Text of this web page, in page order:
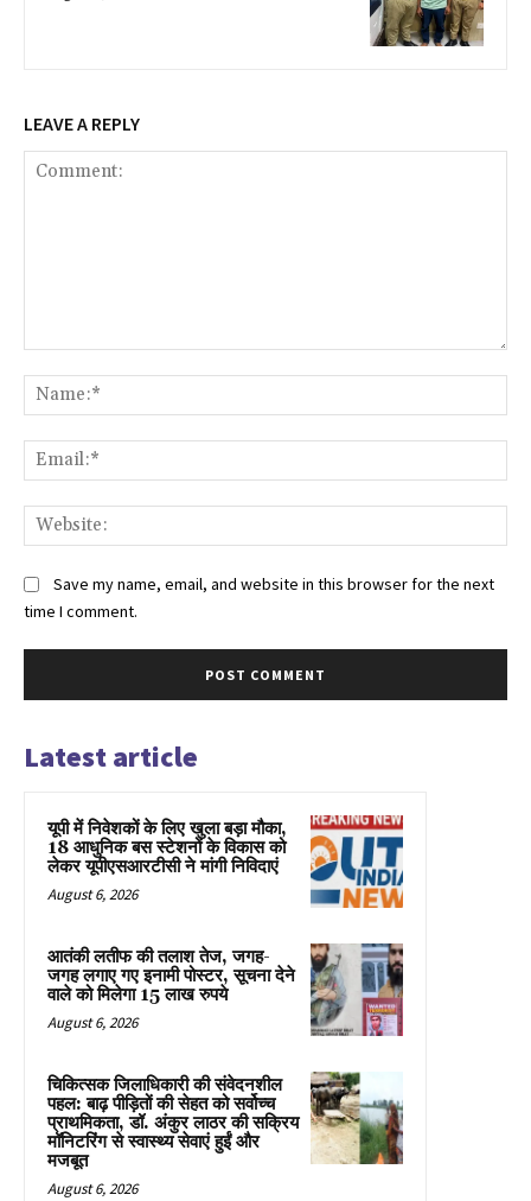
LEAVE A REPLY
Save my name, email, and website in this browser for the next
time I comment.
Latest article
यूपी में निवेशकों के लिए खुला बड़ा मौका,
18 आधुनिक बस स्टेशनों के विकास को
लेकर यूपीएसआरटीसी ने मांगी निविदाएं
August 6, 2026
आतंकी लतीफ की तलाश तेज, जगह-
जगह लगाए गए इनामी पोस्‍टर, सूचना देने
वाले को मिलेगा 15 लाख रुपये
August 6, 2026
चिकित्सक जिलाधिकारी की संवेदनशील
पहल: बाढ़ पीड़ितों की सेहत को सर्वोच्च
प्राथमिकता, डॉ. अंकुर लाठर की सक्रिय
मॉनिटरिंग से स्वास्थ्य सेवाएं हुईं और
मजबूत
August 6, 2026